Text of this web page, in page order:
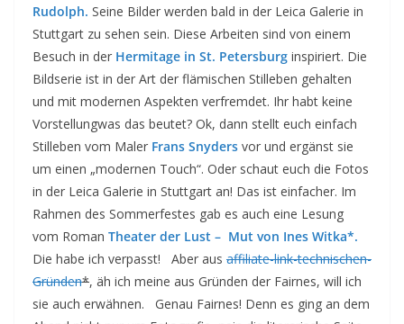
Rudolph. Seine Bilder werden bald in der Leica Galerie in
Stuttgart zu sehen sein. Diese Arbeiten sind von einem
Besuch in der Hermitage in St. Petersburg inspiriert. Die
Bildserie ist in der Art der flämischen Stilleben gehalten
und mit modernen Aspekten verfremdet. Ihr habt keine
Vorstellungwas das beutet? Ok, dann stellt euch einfach
Stilleben vom Maler Frans Snyders vor und ergänst sie
um einen „modernen Touch“. Oder schaut euch die Fotos
in der Leica Galerie in Stuttgart an! Das ist einfacher. Im
Rahmen des Sommerfestes gab es auch eine Lesung
vom Roman Theater der Lust – Mut von Ines Witka*.
Die habe ich verpasst! Aber aus affiliate-link-technischen-
Gründen*, äh ich meine aus Gründen der Fairnes, will ich
sie auch erwähnen. Genau Fairnes! Denn es ging an dem